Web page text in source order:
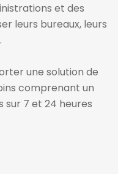
et des
leurs bureaux, leurs
une solution de
comprenant un
sur 7 et 24 heures